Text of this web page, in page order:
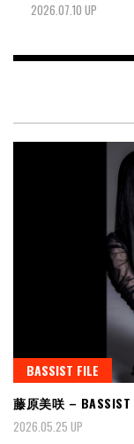
2026.07.10 UP
BASSIST FILE
藤原美咲 –
2026.05.25 UP